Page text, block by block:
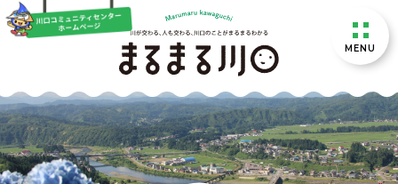
MENU